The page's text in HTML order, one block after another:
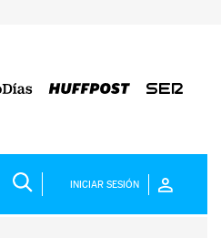
INICIAR SESIÓN